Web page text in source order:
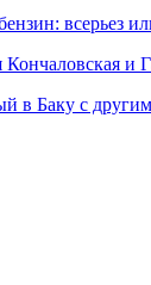
всерьез
и
в Баку с